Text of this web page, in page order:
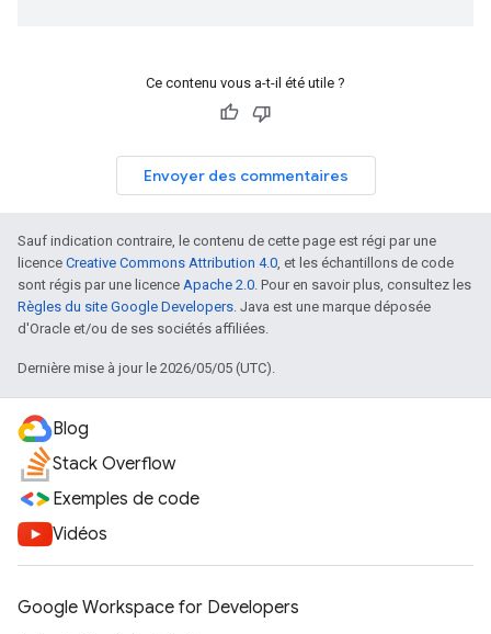
Ce contenu vous a-t-il été utile ?
Envoyer des commentaires
Sauf indication contraire, le contenu de cette page est régi par une
licence Creative Commons Attribution 4.0 , et les échantillons de code
sont régis par une licence Apache 2.0 . Pour en savoir plus, consultez les
Règles du site Google Developers . Java est une marque déposée
d'Oracle et/ou de ses sociétés affiliées.
Dernière mise à jour le 2026/05/05 (UTC).
Blog
Stack Overflow
Exemples de code
Vidéos
Google Workspace for Developers